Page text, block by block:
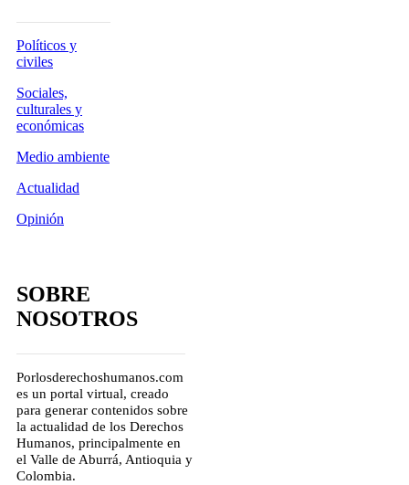
Políticos y
civiles
Sociales,
culturales y
económicas
Medio ambiente
Actualidad
Opinión
SOBRE
NOSOTROS
Porlosderechoshumanos.com
es un portal virtual, creado
para generar contenidos sobre
la actualidad de los Derechos
Humanos, principalmente en
el Valle de Aburrá, Antioquia y
Colombia.